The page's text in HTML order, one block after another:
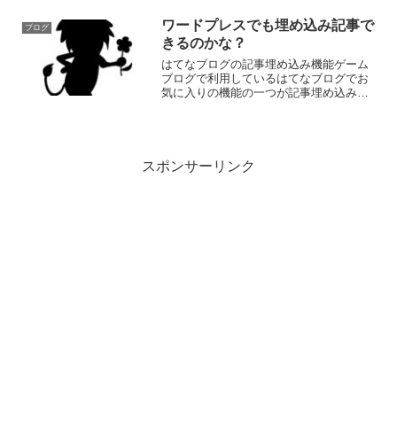
ュボード確認してもアクセ...
ブログ
ワードプレスでも埋め込み記事で
きるのかな？
はてなブログの記事埋め込み機能ゲーム
ブログで利用しているはてなブログでお
気に入りの機能の一つが記事埋め込みの
スポンサーリンク